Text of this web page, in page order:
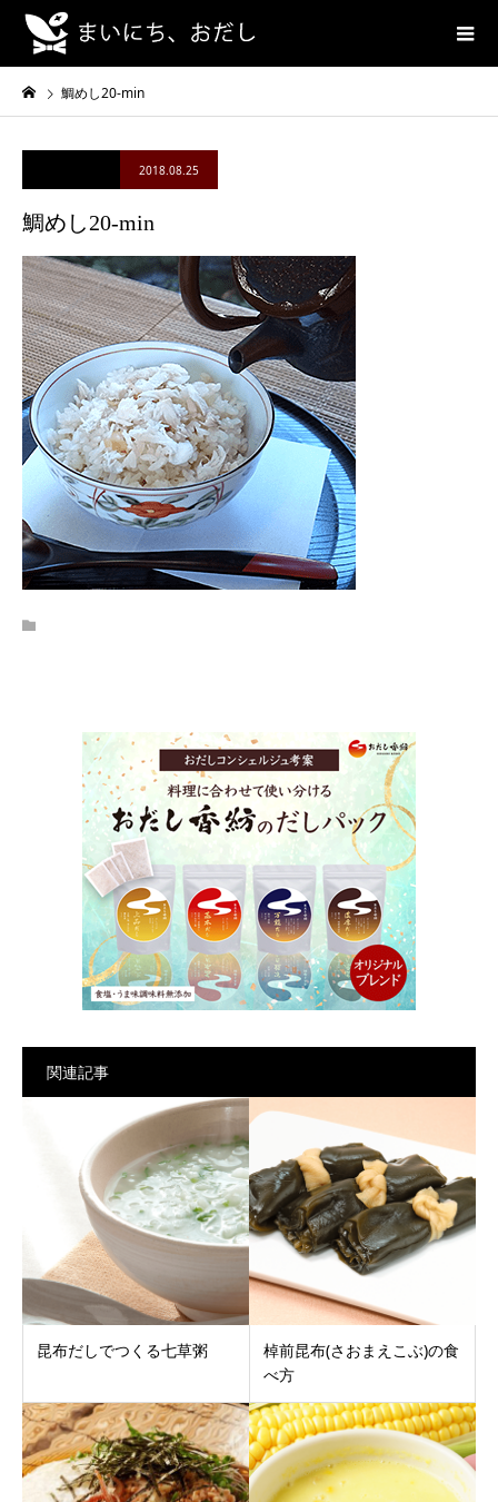
鯛めし20-min
2018.08.25
鯛めし20-min
関連記事
昆布だしでつくる七草粥
棹前昆布(さおまえこぶ)の食
べ方